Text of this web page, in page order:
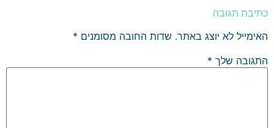
כתיבת תגובה
האימייל לא יוצג באתר. שדות החובה מסומנים *
התגובה שלך *